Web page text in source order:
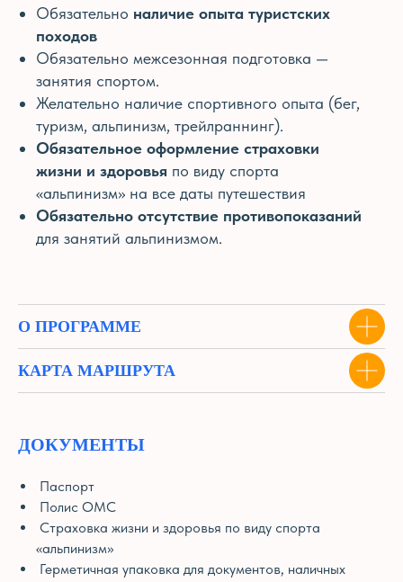
Обязательно наличие опыта туристских
походов
Обязательно межсезонная подготовка —
занятия спортом.
Желательно наличие спортивного опыта (бег,
туризм, альпинизм, трейлраннинг).
Обязательное оформление страховки
жизни и здоровья по виду спорта
«альпинизм» на все даты путешествия
Обязательно отсутствие противопоказаний
для занятий альпинизмом.
О ПРОГРАММЕ
КАРТА МАРШРУТА
ДОКУМЕНТЫ
Паспорт
Полис ОМС
Страховка жизни и здоровья по виду спорта
«альпинизм»
Герметичная упаковка для документов, наличных